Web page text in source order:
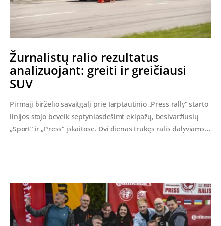
Žurnalistų ralio rezultatus
analizuojant: greiti ir greičiausi
SUV
Pirmąjį birželio savaitgalį prie tarptautinio „Press rally“ starto
linijos stojo beveik septyniasdešimt ekipažų, besivaržiusių
„Sport“ ir „Press“ įskaitose. Dvi dienas trukęs ralis dalyviams…